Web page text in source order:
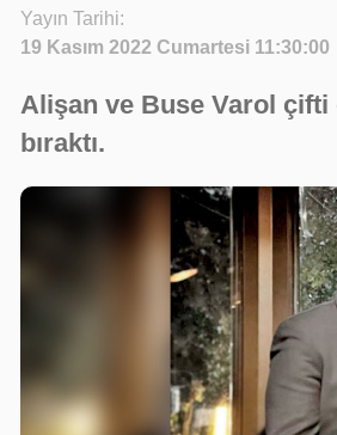
Yayın Tarihi:
19 Kasım 2022 Cumartesi 11:30:00
Alişan ve Buse Varol çifti
bıraktı.